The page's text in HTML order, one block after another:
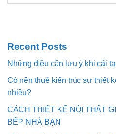
Recent Posts
Những điều cần lưu ý khi cải
Có nên thuê kiến trúc sư thiết
nhiêu?
CÁCH THIẾT KẾ NỘI THẤT
BẾP NHÀ BẠN